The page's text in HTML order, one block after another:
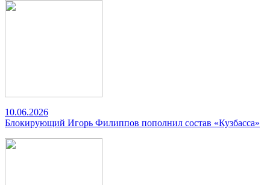
10.06.2026
Блокирующий Игорь Филиппов пополнил состав «Кузбасса»